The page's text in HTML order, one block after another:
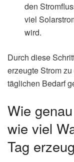
den
viel
wird.
Durch diese
erzeugte Strom
täglichen Bedarf
Wie
wie viel
Tag